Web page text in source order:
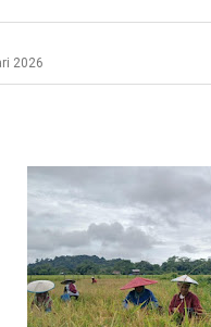
2026